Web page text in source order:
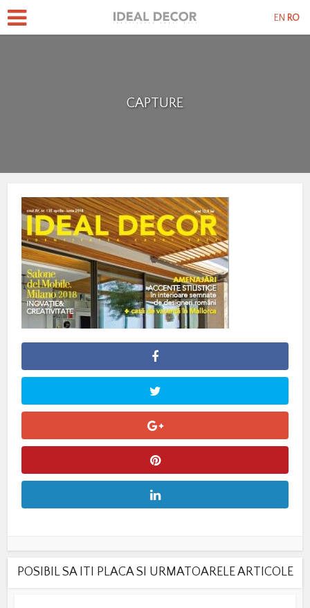
CAPTURE
POSIBIL SA ITI PLACA SI URMATOARELE ARTICOLE
EN RO